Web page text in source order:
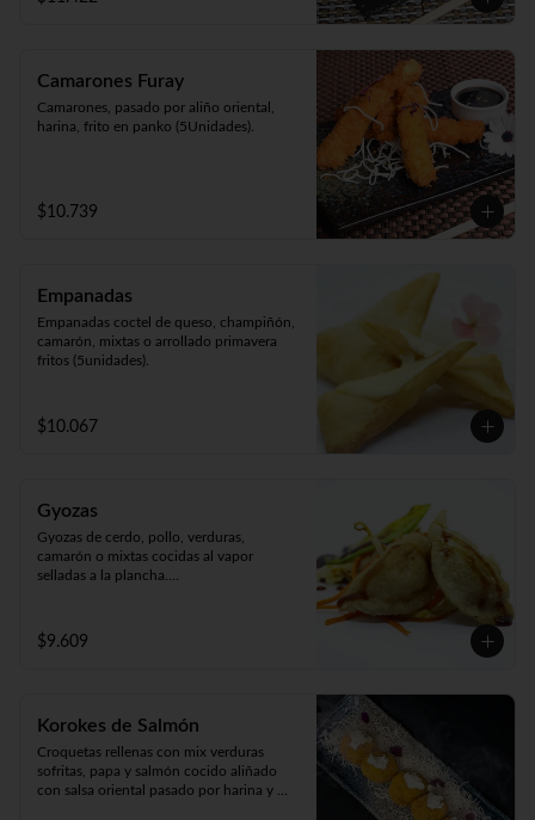
Camarones Furay
Camarones, pasado por aliño oriental,
harina, frito en panko (5Unidades).
$10.739
Empanadas
Empanadas coctel de queso, champiñón,
camarón, mixtas o arrollado primavera
fritos (5unidades).
$10.067
Gyozas
Gyozas de cerdo, pollo, verduras,
camarón o mixtas cocidas al vapor
selladas a la plancha.
$9.609
Korokes de Salmón
Croquetas rellenas con mix verduras
sofritas, papa y salmón cocido aliñado
con salsa oriental pasado por harina y